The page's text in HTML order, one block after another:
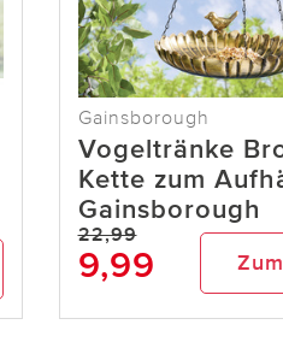
Gainsborough
Vogeltränke
Kette zum
Gainsborough
22,99
9,99